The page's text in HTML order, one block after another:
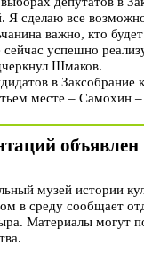
Я сделаю все
важно, кто
успешно
Шмаков.
в
месте – Самохин
музей истории
в среду сообщает
Материалы могут